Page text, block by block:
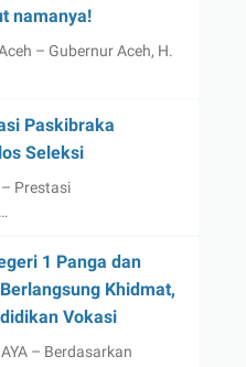
namanya!
– Gubernur Aceh, H.
Paskibraka
Seleksi
Prestasi
1 Panga dan
Khidmat,
Vokasi
– Berdasarkan